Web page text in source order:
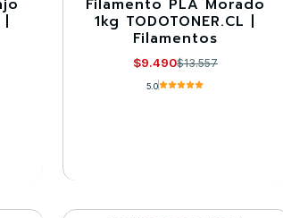
|
-30%
Llega el 22/09/2026
1kg TODOTONER.CL |
Filamentos
$9.490$13.557
5.0
VER DETALLES